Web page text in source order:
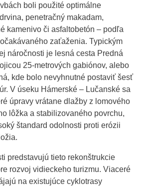
boli použité optimálne
penetračný makadam,
kamenivo či asfaltobetón – podľa
zaťaženia. Typickým
náročnosti je lesná cesta Predná
25-metrových gabiónov, alebo
kde bolo nevyhnutné postaviť šesť
V úseku Hámerské – Lučanské sa
úpravy vrátane dlažby z lomového
lôžka a stabilizovaného povrchu,
štandard odolnosti proti erózii
predstavujú tieto rekonštrukcie
rozvoj vidieckeho turizmu. Viaceré
na existujúce cyklotrasy